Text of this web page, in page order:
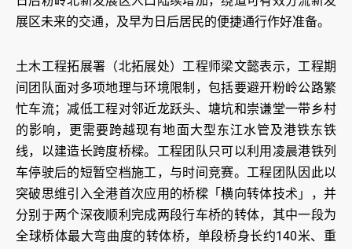
展区未来的交通，及早为日后居民的便捷通行作好准备。
土木工程拓展署（北拓展处）工程师梁文懿表示，工程期
间团队面对多项地理与环境限制，包括要避开粉岭公路繁
忙车流；减低工程对邻近龙跃头、塘坑和崇谦堂一带乡村
的影响，更需要跨越现有地面大型东江水管及港铁东铁
线，以建造长跨度桥樑。工程团队只可以利用凌晨港铁列
车停驶后的短暂空档施工，与时间竞赛。工程团队因此以
突破思维引入全港首次应用的桥樑「横向转体技术」，并
分别于两个深夜顺利完成两段行车桥的转体，其中一段为
全球桥体最大弯曲度的转体桥，单段桥身长约140米、重